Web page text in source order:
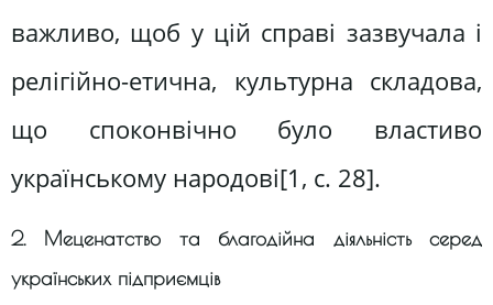
важливо, щоб у цій справі зазвучала і
релігійно-етична, культурна складова,
що споконвічно було властиво
українському народові[1, c. 28].
2. Меценатство та благодійна діяльність серед
українських підприємців